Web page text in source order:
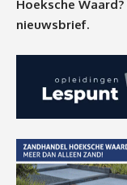
Hoeksche
nieuwsbrief.